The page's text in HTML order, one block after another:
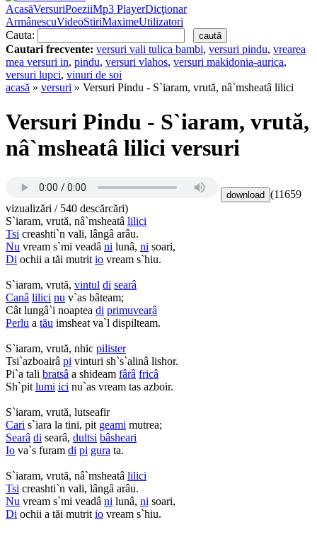
AcasăVersuriPoeziiMp3 PlayerDicţionar
ArmânescuVideoStiriMaximeUtilizatori
Cauta:
Cautari frecvente: versuri vali tulica bambi, versuri pindu, vrearea
mea versuri in, pindu, versuri vlahos, versuri makidonia-aurica,
versuri lupci, vinuri de soi
acasă » versuri » Versuri Pindu - S`iaram, vrută, nâ`msheatâ lilici
Versuri Pindu - S`iaram, vrută,
nâ`msheatâ lilici versuri
(11659
vizualizări / 540 descărcări)
S`iaram, vrută, nâ`msheatâ lilici
Tsi creashti`n vali, lângâ arâu.
Nu vream s`mi veadâ ni lunâ, ni soari,
Di ochii a tăi mutrit io vream s`hiu.
S`iaram, vrută, vintul di searâ
Canâ lilici nu v`as bâteam;
Cât lungâ`i noaptea di primuvearâ
Perlu a tău imsheat va`l dispilteam.
S`iaram, vrută, nhic pilister
Tsi`azboairâ pi vinturi sh`s`alinâ lishor.
Pi`a tali bratsâ a shideam fârâ fricâ
Sh`pit lumi ici nu`as vream tas azboir.
S`iaram, vrută, lutseafir
Cari s`iara la tini, pit geami mutrea;
Searâ di searâ, dultsi bâsheari
Io va`s furam di pi gura ta.
S`iaram, vrută, nâ`msheatâ lilici
Tsi creashti`n vali, lângâ arâu.
Nu vream s`mi veadâ ni lunâ, ni soari,
Di ochii a tăi mutrit io vream s`hiu.